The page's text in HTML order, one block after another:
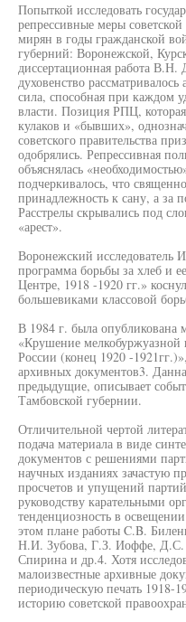
Попыткой исследовать
репрессивные меры
мирян в годы гражданской
губерний: Воронежской,
диссертационная работа В.Н.
духовенство
сила, способная при каждом
власти. Позиция РПЦ,
кулаков и «бывших»,
советского правительства
одобрялись. Репрессивная
объяснялась
подчеркивалось, что
принадлежность к сану, а за
Расстрелы скрывались под
«арест».
Воронежский исследователь
программа борьбы за хлеб и
Центре, 1918 -1920 гг.»
большевиками классовой
В 1984 г. была
«Крушение мелкобуржуазной
России (конец 1920 -
архивных документов3.
предыдущие, описывает
Тамбовской губернии.
Отличительной чертой
подача материала в виде
документов с решениями
научных изданиях зачастую
просчетов и упущений
руководству карательными
тенденциозность в
этом плане работы C.B.
Н.И. Зубова, Г.З. Иоффе,
Спирина и др.4. Хотя
малоизвестные архивные
периодическую печать 1918-
историю советской